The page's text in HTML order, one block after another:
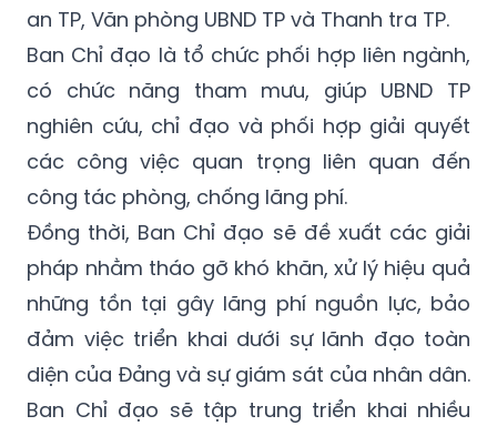
an TP, Văn phòng UBND TP và Thanh tra TP.
Ban Chỉ đạo là tổ chức phối hợp liên ngành,
có chức năng tham mưu, giúp UBND TP
nghiên cứu, chỉ đạo và phối hợp giải quyết
các công việc quan trọng liên quan đến
công tác phòng, chống lãng phí.
Đồng thời, Ban Chỉ đạo sẽ đề xuất các giải
pháp nhằm tháo gỡ khó khăn, xử lý hiệu quả
những tồn tại gây lãng phí nguồn lực, bảo
đảm việc triển khai dưới sự lãnh đạo toàn
diện của Đảng và sự giám sát của nhân dân.
Ban Chỉ đạo sẽ tập trung triển khai nhiều